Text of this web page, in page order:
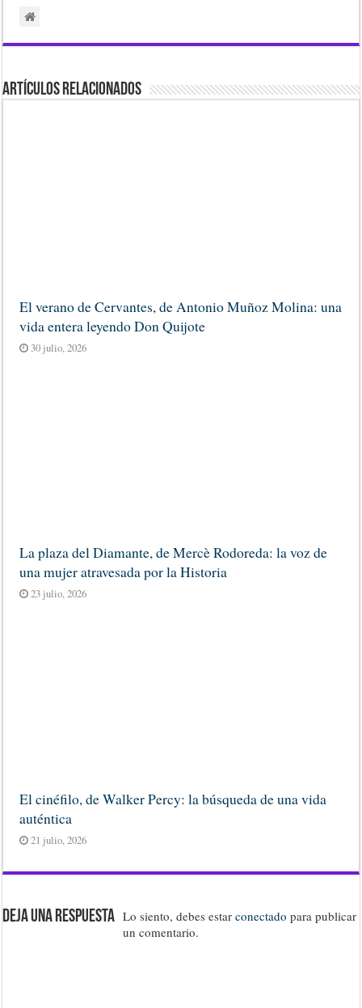
Artículos Relacionados
El verano de Cervantes, de Antonio Muñoz Molina: una
vida entera leyendo Don Quijote
30 julio, 2026
La plaza del Diamante, de Mercè Rodoreda: la voz de
una mujer atravesada por la Historia
23 julio, 2026
El cinéfilo, de Walker Percy: la búsqueda de una vida
auténtica
21 julio, 2026
Deja una respuesta Lo siento, debes estarconectado para publicar
un comentario.